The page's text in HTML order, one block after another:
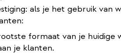
als je het gebruik van
formaat van je huidige
je klanten.